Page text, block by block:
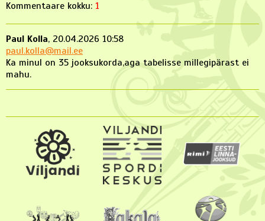
Kommentaare kokku: 1
Paul Kolla, 20.04.2026 10:58
paul.kolla@mail.ee
Ka minul on 35 jooksukorda,aga tabelisse millegipärast ei
mahu.